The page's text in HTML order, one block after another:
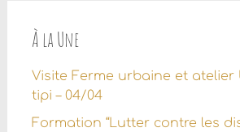
À la Une
Visite Ferme urbaine et
tipi – 04/04
Formation “Lutter contre les